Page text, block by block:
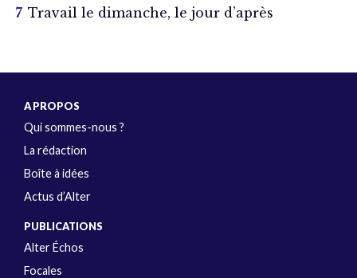
Travail le dimanche, le jour d’après
A PROPOS
Qui sommes-nous ?
La rédaction
Boîte à idées
Actus d’Alter
PUBLICATIONS
Alter Échos
Focales